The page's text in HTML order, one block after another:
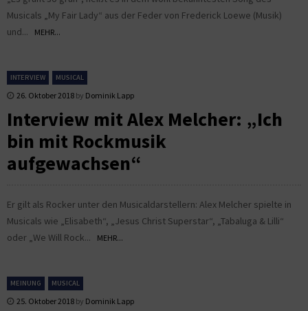
Musicals „My Fair Lady“ aus der Feder von Frederick Loewe (Musik)
und...
MEHR...
INTERVIEW MUSICAL
26. Oktober 2018 by Dominik Lapp
Interview mit Alex Melcher: „Ich
bin mit Rockmusik
aufgewachsen“
Er gilt als Rocker unter den Musicaldarstellern: Alex Melcher spielte in
Musicals wie „Elisabeth“, „Jesus Christ Superstar“, „Tabaluga & Lilli“
oder „We Will Rock...
MEHR...
MEINUNG MUSICAL
25. Oktober 2018 by Dominik Lapp